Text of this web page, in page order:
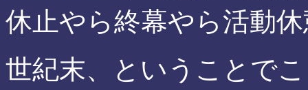
休止やら終幕やら活動
世紀末、ということで